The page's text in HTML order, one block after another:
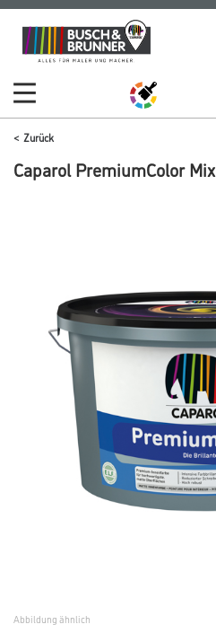
Zum
Inhalt
Zum
Navigationsmenü
Zurück
Caparol PremiumColor Mix
Abbildung ähnlich